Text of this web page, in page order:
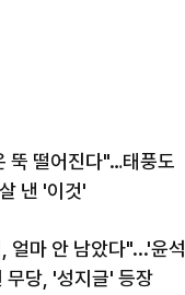
뚝 떨어진다"…태풍도
낸 '이것'
얼마 안 남았다"...'윤석
무당, '성지글' 등장